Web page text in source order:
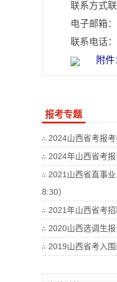
联系方式
电子邮箱
联系电话：
附
报考专题
2024山西省考报
2024年山西省考
2021山西省直事
8:30）
2021年山西省考
2020山西选调生
2019山西省考入